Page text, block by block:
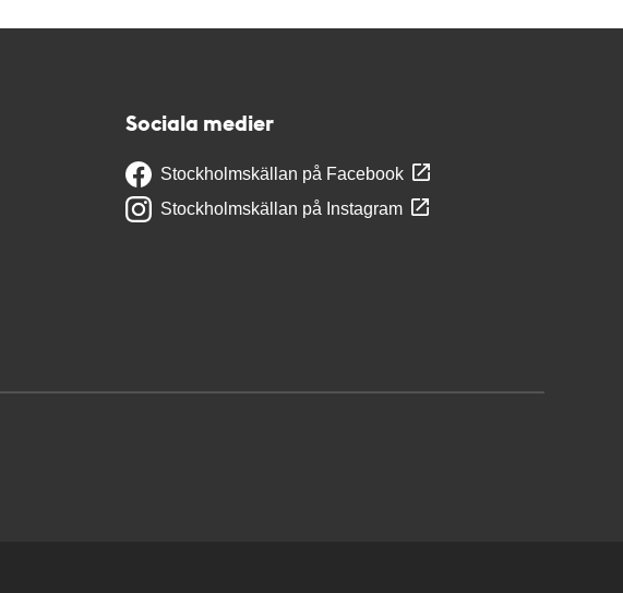
Sociala medier
Stockholmskällan på Facebook
Stockholmskällan på Instagram